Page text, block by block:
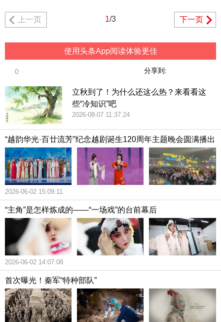
上一页 1/3 下一页
使用头条App阅读体验更佳
分享到:
0
立秋到了！为什么还这么热？来看看这
些“冷知识”吧
2026-08-07 11:37:24
“越韵华光·百廿流芳”纪念越剧诞生120周年主题晚会圆满播出
2026-06-02 15:09:11
“主角”是怎样炼成的——“一场戏”的台前幕后
2026-06-02 14:07:08
首次曝光！秦军“特种部队”